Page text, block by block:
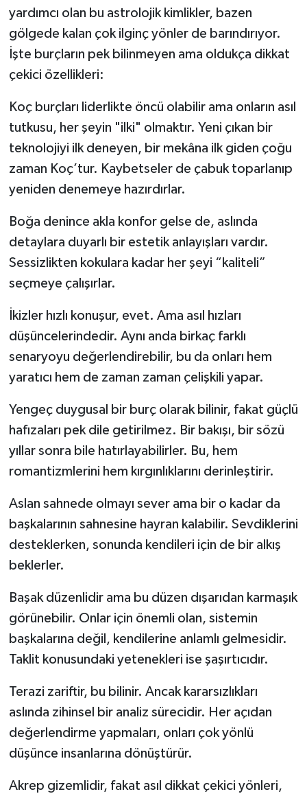
yardımcı olan bu astrolojik kimlikler, bazen
gölgede kalan çok ilginç yönler de barındırıyor.
İşte burçların pek bilinmeyen ama oldukça dikkat
çekici özellikleri:
Koç burçları liderlikte öncü olabilir ama onların asıl
tutkusu, her şeyin "ilki" olmaktır. Yeni çıkan bir
teknolojiyi ilk deneyen, bir mekâna ilk giden çoğu
zaman Koç’tur. Kaybetseler de çabuk toparlanıp
yeniden denemeye hazırdırlar.
Boğa denince akla konfor gelse de, aslında
detaylara duyarlı bir estetik anlayışları vardır.
Sessizlikten kokulara kadar her şeyi “kaliteli”
seçmeye çalışırlar.
İkizler hızlı konuşur, evet. Ama asıl hızları
düşüncelerindedir. Aynı anda birkaç farklı
senaryoyu değerlendirebilir, bu da onları hem
yaratıcı hem de zaman zaman çelişkili yapar.
Yengeç duygusal bir burç olarak bilinir, fakat güçlü
hafızaları pek dile getirilmez. Bir bakışı, bir sözü
yıllar sonra bile hatırlayabilirler. Bu, hem
romantizmlerini hem kırgınlıklarını derinleştirir.
Aslan sahnede olmayı sever ama bir o kadar da
başkalarının sahnesine hayran kalabilir. Sevdiklerini
desteklerken, sonunda kendileri için de bir alkış
beklerler.
Başak düzenlidir ama bu düzen dışarıdan karmaşık
görünebilir. Onlar için önemli olan, sistemin
başkalarına değil, kendilerine anlamlı gelmesidir.
Taklit konusundaki yetenekleri ise şaşırtıcıdır.
Terazi zariftir, bu bilinir. Ancak kararsızlıkları
aslında zihinsel bir analiz sürecidir. Her açıdan
değerlendirme yapmaları, onları çok yönlü
düşünce insanlarına dönüştürür.
Akrep gizemlidir, fakat asıl dikkat çekici yönleri,